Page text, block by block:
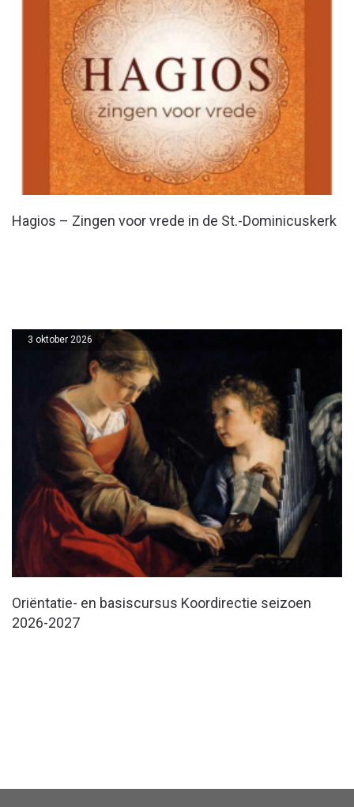
Hagios – Zingen voor vrede in de St.-Dominicuskerk
Oriëntatie- en basiscursus Koordirectie seizoen
2026-2027
3 oktober 2026